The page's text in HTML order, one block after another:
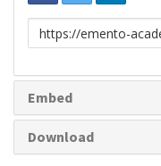
Link
to
Embed
Download